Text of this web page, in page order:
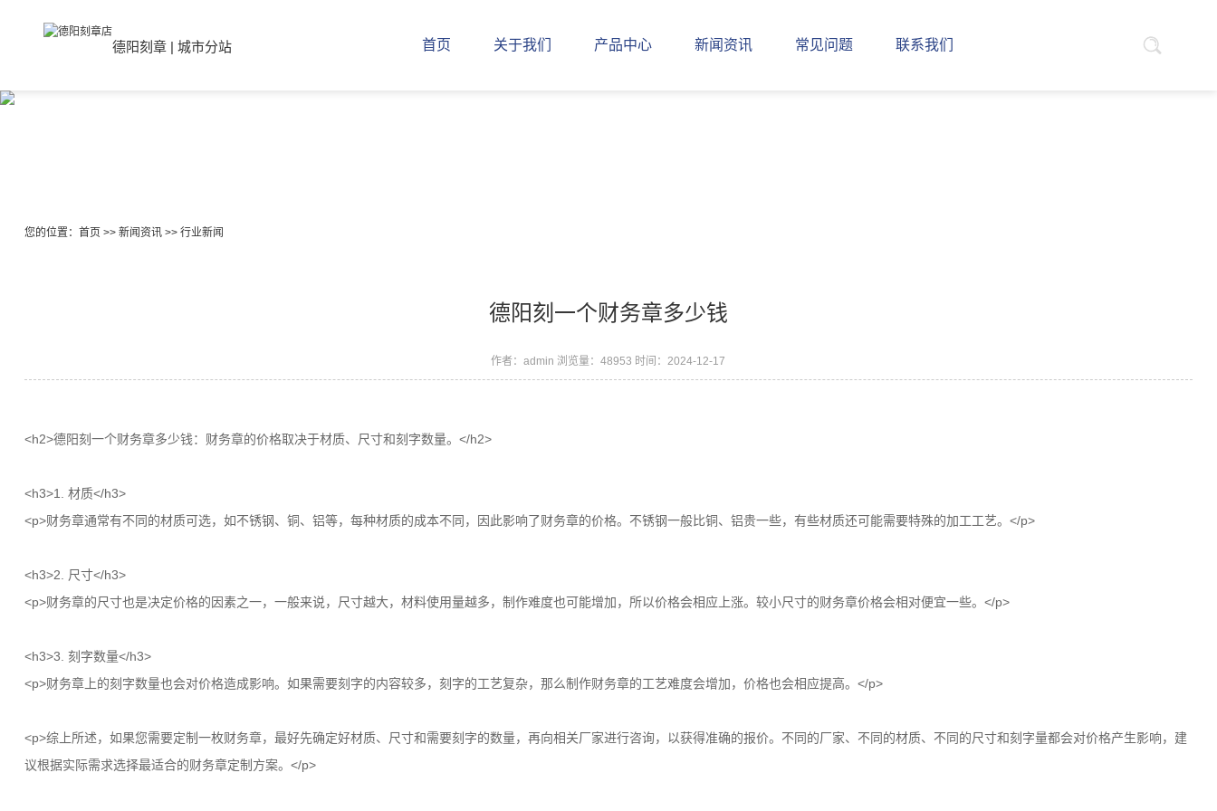
德阳刻章 | 城市分站 首页 关于我们 产品中心 新闻资讯 常见问题 联系我们
您的位置： 首页>> 新闻资讯>> 行业新闻
德阳刻一个财务章多少钱
作者：admin 浏览量：48953 时间：2024-12-17
<h2>德阳刻一个财务章多少钱：财务章的价格取决于材质、尺寸和刻字数量。</h2>
<h3>1. 材质</h3>
<p>财务章通常有不同的材质可选，如不锈钢、铜、铝等，每种材质的成本不同，因此影响了财务章的价格。不锈钢一般比铜、铝贵一些，有些材质还可能需要特殊的加工工艺。</p>
<h3>2. 尺寸</h3>
<p>财务章的尺寸也是决定价格的因素之一，一般来说，尺寸越大，材料使用量越多，制作难度也可能增加，所以价格会相应上涨。较小尺寸的财务章价格会相对便宜一些。</p>
<h3>3. 刻字数量</h3>
<p>财务章上的刻字数量也会对价格造成影响。如果需要刻字的内容较多，刻字的工艺复杂，那么制作财务章的工艺难度会增加，价格也会相应提高。</p>
<p>综上所述，如果您需要定制一枚财务章，最好先确定好材质、尺寸和需要刻字的数量，再向相关厂家进行咨询，以获得准确的报价。不同的厂家、不同的材质、不同的尺寸和刻字量都会对价格产生影响，建
议根据实际需求选择最适合的财务章定制方案。</p>